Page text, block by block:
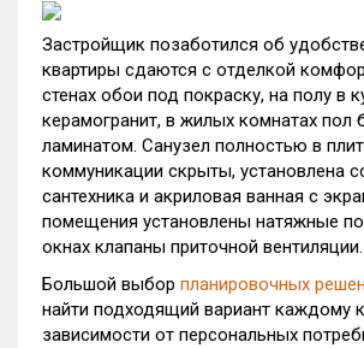
Застройщик позаботился об
квартиры сдаются с отделкой
стенах обои под покраску, на полу в
керамогранит, в жилых комнатах пол
ламинатом. Санузел полностью в
коммуникации скрыты, установлена
сантехника и акриловая ванная с
помещения установлены натяжные
окнах клапаны приточной вентиляции.
Большой выбор планировочных
найти подходящий вариант каждому
зависимости от персональных